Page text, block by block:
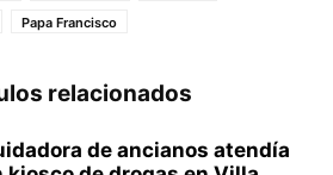
Papa Francisco
relacionados
de ancianos atendía